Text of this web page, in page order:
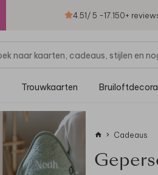
4.51/ 5 -17.150+
Trouwkaarten
Cadeaus